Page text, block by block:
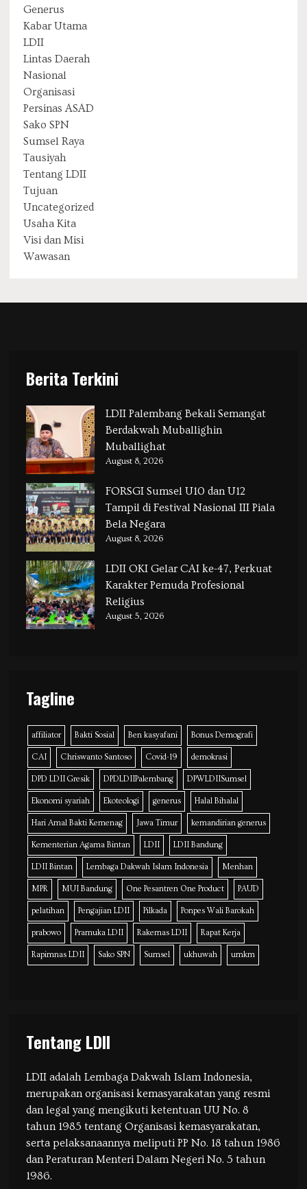
Generus
Kabar Utama
LDII
Lintas Daerah
Nasional
Organisasi
Persinas ASAD
Sako SPN
Sumsel Raya
Tausiyah
Tentang LDII
Tujuan
Uncategorized
Usaha Kita
Visi dan Misi
Wawasan
Berita Terkini
LDII Palembang Bekali Semangat
Berdakwah Muballighin
Muballighat
August 8, 2026
FORSGI Sumsel U10 dan U12
Tampil di Festival Nasional III Piala
Bela Negara
August 8, 2026
LDII OKI Gelar CAI ke-47, Perkuat
Karakter Pemuda Profesional
Religius
August 5, 2026
Tagline
affiliator Bakti Sosial Ben kasyafani Bonus Demografi
CAI Chriswanto Santoso Covid-19 demokrasi
DPD LDII Gresik DPDLDIIPalembang DPWLDIISumsel
Ekonomi syariah Ekoteologi generus Halal Bihalal
Hari Amal Bakti Kemenag Jawa Timur kemandirian generus
Kementerian Agama Bintan LDII LDII Bandung
LDII Bintan Lembaga Dakwah Islam Indonesia Menhan
MPR MUI Bandung One Pesantren One Product PAUD
pelatihan Pengajian LDII Pilkada Ponpes Wali Barokah
prabowo Pramuka LDII Rakernas LDII Rapat Kerja
Rapimnas LDII Sako SPN Sumsel ukhuwah umkm
Tentang LDII
LDII adalah Lembaga Dakwah Islam Indonesia,
merupakan organisasi kemasyarakatan yang resmi
dan legal yang mengikuti ketentuan UU No. 8
tahun 1985 tentang Organisasi kemasyarakatan,
serta pelaksanaannya meliputi PP No. 18 tahun 1986
dan Peraturan Menteri Dalam Negeri No. 5 tahun
1986.